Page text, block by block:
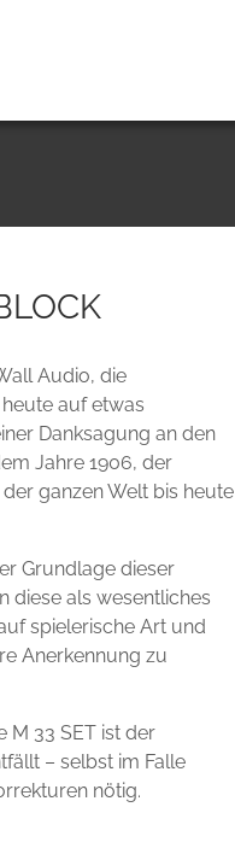
Audio, die
auf etwas
Danksagung an den
Jahre 1906, der
ganzen Welt bis heute
Grundlage dieser
diese als wesentliches
spielerische Art und
Anerkennung zu
M 33 SET ist der
– selbst im Falle
nötig.